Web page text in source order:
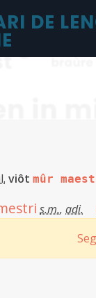
DE
viôt mûr
s.m., adi.